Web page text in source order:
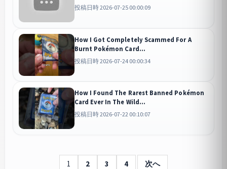
投稿日時 2026-07-25 00:00:09
How I Got Completely Scammed For A
Burnt Pokémon Card...
投稿日時 2026-07-24 00:00:34
How I Found The Rarest Banned Pokémon
Card Ever In The Wild...
投稿日時 2026-07-22 00:10:07
1 2 3 4 次へ